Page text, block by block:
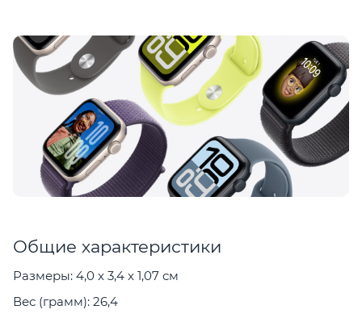
Общие характеристики
Размеры: 4,0 x 3,4 x 1,07 см
Вес (грамм): 26,4